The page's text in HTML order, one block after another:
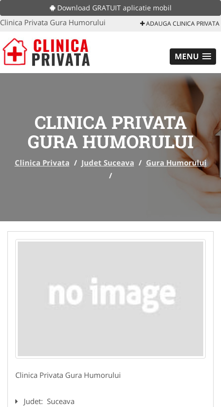
Download GRATUIT aplicatie mobil
Clinica Privata Gura Humorului ADAUGA CLINICA PRIVATA
MENU
CLINICA PRIVATA
GURA HUMORULUI
Clinica Privata / Judet Suceava / Gura Humorului
/
Clinica Privata Gura Humorului
Judet: Suceava